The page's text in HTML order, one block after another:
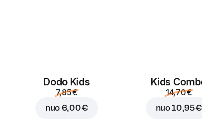
Dodo Kids
7,85 €
nuo 6,00 €
Kids
14,70 €
nuo10,95 €